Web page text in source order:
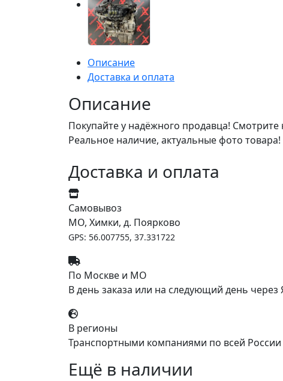
Описание
Доставка и оплата
Описание
Покупайте у надёжного продавца! Смотрите
Реальное наличие, актуальные фото товара!
Доставка и оплата
Самовывоз
МО, Химки, д. Поярково
GPS: 56.007755, 37.331722
По Москве и МО
В день заказа или на следующий день
В регионы
Транспортными компаниями по всей России
Ещё в наличии